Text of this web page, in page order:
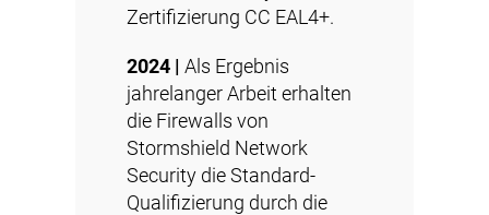
Zertifizierung CC EAL4+.
2024 | Als Ergebnis
jahrelanger Arbeit erhalten
die Firewalls von
Stormshield Network
Security die Standard-
Qualifizierung durch die